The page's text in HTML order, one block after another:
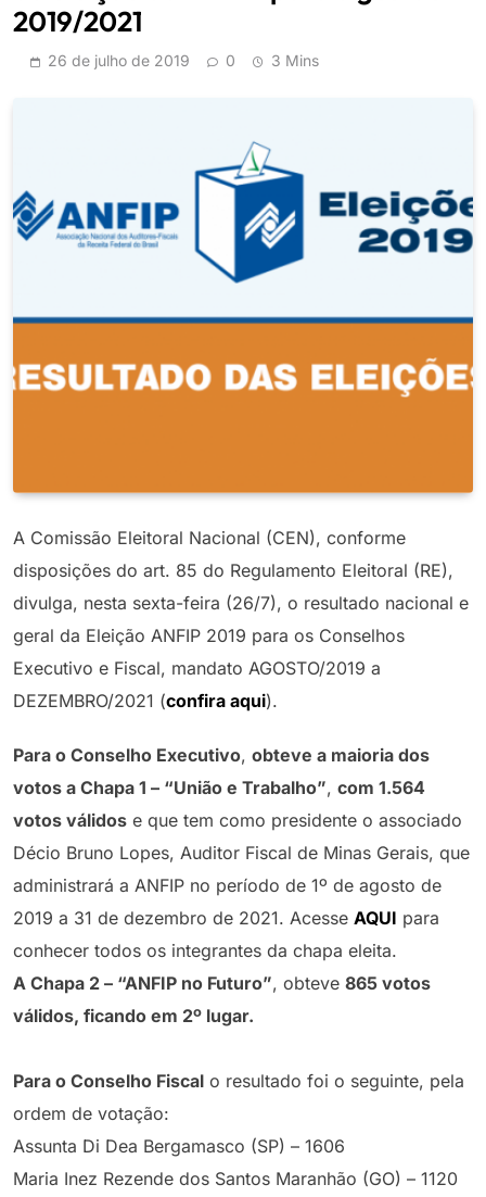
2019/2021
26 de julho de 2019 0 3 Mins
A Comissão Eleitoral Nacional (CEN), conforme
disposições do art. 85 do Regulamento Eleitoral (RE),
divulga, nesta sexta-feira (26/7), o resultado nacional e
geral da Eleição ANFIP 2019 para os Conselhos
Executivo e Fiscal, mandato AGOSTO/2019 a
DEZEMBRO/2021 (confira aqui).
Para o Conselho Executivo, obteve a maioria dos
votos a Chapa 1 – “União e Trabalho”, com 1.564
votos válidos e que tem como presidente o associado
Décio Bruno Lopes, Auditor Fiscal de Minas Gerais, que
administrará a ANFIP no período de 1º de agosto de
2019 a 31 de dezembro de 2021. Acesse AQUI para
conhecer todos os integrantes da chapa eleita.
A Chapa 2 – “ANFIP no Futuro”, obteve 865 votos
válidos, ficando em 2º lugar.
Para o Conselho Fiscal o resultado foi o seguinte, pela
ordem de votação:
Assunta Di Dea Bergamasco (SP) – 1606
Maria Inez Rezende dos Santos Maranhão (GO) – 1120